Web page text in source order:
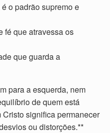
o padrão supremo e
fé que atravessa os
que guarda a
para a esquerda, nem
de quem está
significa permanecer
ou distorções.**